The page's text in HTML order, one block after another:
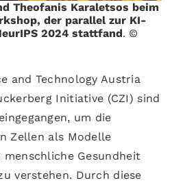
Theofanis Karaletsos beim
der parallel zur KI-
2024 stattfand. ©
and Technology Austria
Initiative (CZI) sind
um die
Zellen als Modelle
Gesundheit
verstehen. Durch diese